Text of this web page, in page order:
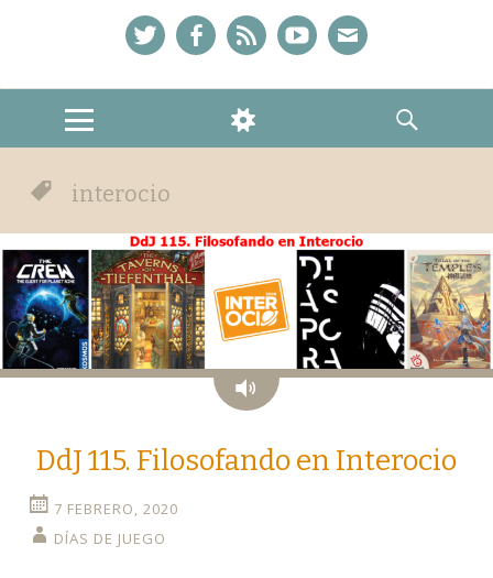
MENU
WIDGETS
SEARCH
interocio
Audio
DdJ 115. Filosofando en Interocio
7 FEBRERO, 2020
DÍAS DE JUEGO